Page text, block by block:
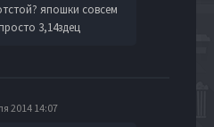
япошки совсем
3,14здец
2014 14:07